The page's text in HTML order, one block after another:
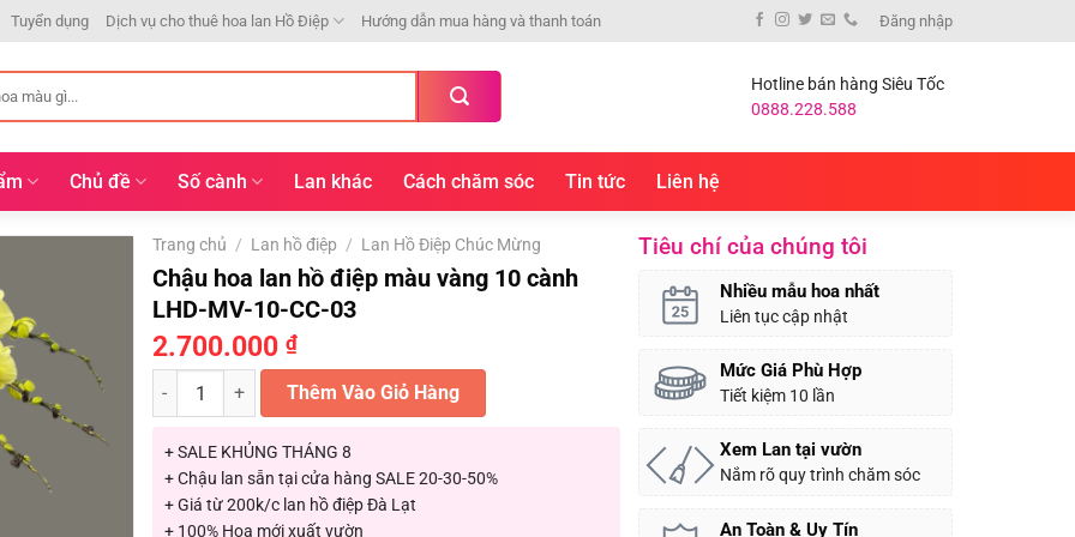
Tuyển dụng Dịch vụ cho thuê hoa lan Hồ Điệp Hướng dẫn mua hàng và thanh toán Đăng nhập
Hotline bán hàng Siêu Tốc
0888.228.588
Chủ đề Số cành Lan khác Cách chăm sóc Tin tức Liên hệ
Trang chủ / Lan hồ điệp / Lan Hồ Điệp Chúc Mừng
Chậu hoa lan hồ điệp màu vàng 10 cành
LHD-MV-10-CC-03
2.700.000 ₫
Chậu hoa lan hồ điệp màu vàng 10 cành LHD-MV-10-CC-03 số lượng
Thêm Vào Giỏ Hàng
+ SALE KHỦNG THÁNG 8
+ Chậu lan sẵn tại cửa hàng SALE 20-30-50%
+ Giá từ 200k/c lan hồ điệp Đà Lạt
+ 100% Hoa mới xuất vườn
Tiêu chí của chúng tôi
Nhiều mẫu hoa nhất
Liên tục cập nhật
Mức Giá Phù Hợp
Tiết kiệm 10 lần
Xem Lan tại vườn
Nắm rõ quy trình chăm sóc
An Toàn & Uy Tín